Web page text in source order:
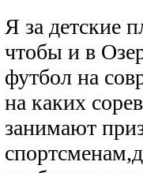
Я за детские
чтобы и в
футбол на
на каких
занимают